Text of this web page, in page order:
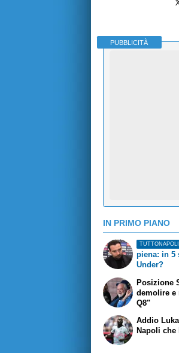
PUBBLICITÀ
IN PRIMO PIANO
TUTTONAPOLI
piena: in 5
Under?
Posizione
demolire e
Q8"
Addio
Napoli